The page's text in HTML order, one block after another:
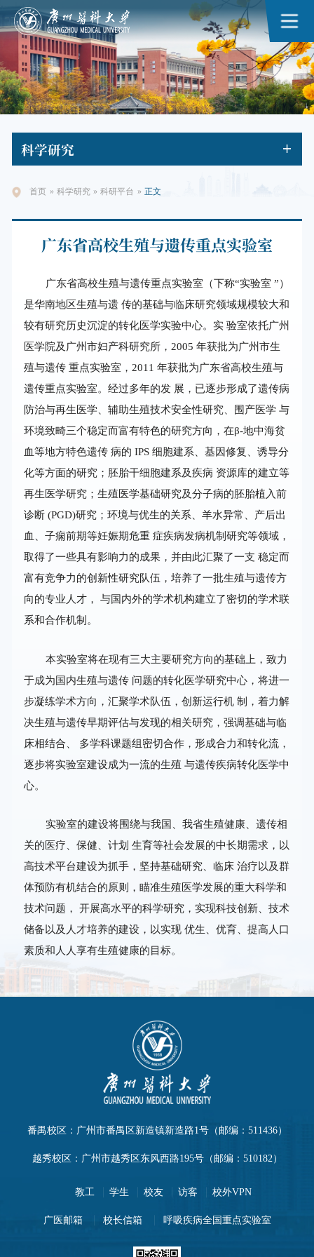
科学研究
首页 » 科学研究 » 科研平台 » 正文
广东省高校生殖与遗传重点实验室
广东省高校生殖与遗传重点实验室（下称“实验室 ”）
是华南地区生殖与遗 传的基础与临床研究领域规模较大和
较有研究历史沉淀的转化医学实验中心。实 验室依托广州
医学院及广州市妇产科研究所，2005 年获批为广州市生
殖与遗传 重点实验室，2011 年获批为广东省高校生殖与
遗传重点实验室。经过多年的发 展，已逐步形成了遗传病
防治与再生医学、辅助生殖技术安全性研究、围产医学 与
环境致畸三个稳定而富有特色的研究方向，在β-地中海贫
血等地方特色遗传 病的 IPS 细胞建系、基因修复、诱导分
化等方面的研究；胚胎干细胞建系及疾病 资源库的建立等
再生医学研究；生殖医学基础研究及分子病的胚胎植入前
诊断 (PGD)研究；环境与优生的关系、羊水异常、产后出
血、子痫前期等妊娠期危重 症疾病发病机制研究等领域，
取得了一些具有影响力的成果，并由此汇聚了一支 稳定而
富有竞争力的创新性研究队伍，培养了一批生殖与遗传方
向的专业人才， 与国内外的学术机构建立了密切的学术联
系和合作机制。
本实验室将在现有三大主要研究方向的基础上，致力
于成为国内生殖与遗传 问题的转化医学研究中心，将进一
步凝练学术方向，汇聚学术队伍，创新运行机 制，着力解
决生殖与遗传早期评估与发现的相关研究，强调基础与临
床相结合、 多学科课题组密切合作，形成合力和转化流，
逐步将实验室建设成为一流的生殖 与遗传疾病转化医学中
心。
实验室的建设将围绕与我国、我省生殖健康、遗传相
关的医疗、保健、计划 生育等社会发展的中长期需求，以
高技术平台建设为抓手，坚持基础研究、临床 治疗以及群
体预防有机结合的原则，瞄准生殖医学发展的重大科学和
技术问题， 开展高水平的科学研究，实现科技创新、技术
储备以及人才培养的建设，以实现 优生、优育、提高人口
素质和人人享有生殖健康的目标。
番禺校区：广州市番禺区新造镇新造路1号（邮编：511436）
越秀校区：广州市越秀区东风西路195号（邮编：510182）
教工 学生 校友 访客 校外VPN
广医邮箱 校长信箱 呼吸疾病全国重点实验室